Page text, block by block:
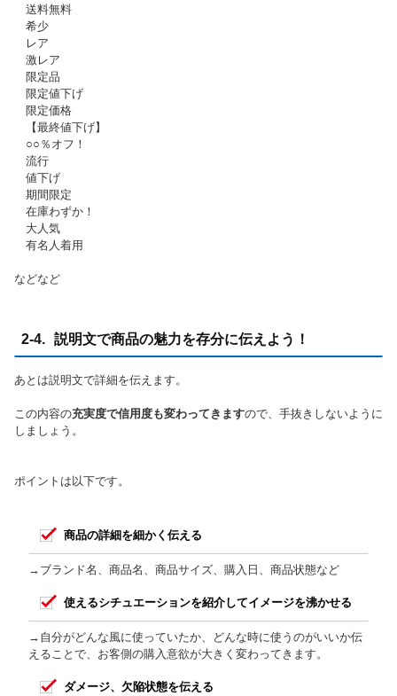
送料無料
希少
レア
激レア
限定品
限定値下げ
限定価格
【最終値下げ】
○○％オフ！
流行
値下げ
期間限定
在庫わずか！
大人気
有名人着用
などなど
2-4. 説明文で商品の魅力を存分に伝えよう！
あとは説明文で詳細を伝えます。
この内容の充実度で信用度も変わってきますので、手抜きしないように
しましょう。
ポイントは以下です。
商品の詳細を細かく伝える
→ブランド名、商品名、商品サイズ、購入日、商品状態など
使えるシチュエーションを紹介してイメージを沸かせる
→自分がどんな風に使っていたか、どんな時に使うのがいいか伝
えることで、お客側の購入意欲が大きく変わってきます。
ダメージ、欠陥状態を伝える